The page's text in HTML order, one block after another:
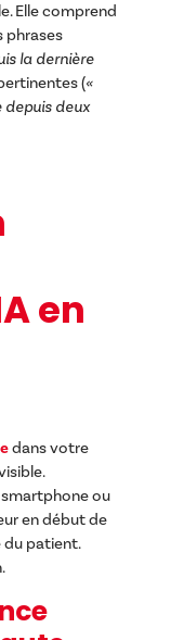
Elle comprend
phrases
la dernière
(«
depuis deux
en
dans votre
ou
en début de
du patient.